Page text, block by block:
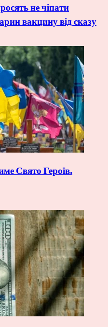
не чіпати
вакцину від сказу
Свято Героїв.